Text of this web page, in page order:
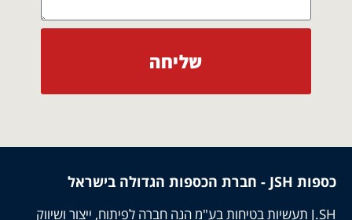
שליחה
כספות JSH - חברת הכספות הגדולה בישראל
J.SH תעשיות בטיחות בע"מ הנה חברה לפיתוח, ייצור ושיווק